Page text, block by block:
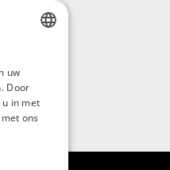
FRENCH
uw
Door
in met
ons